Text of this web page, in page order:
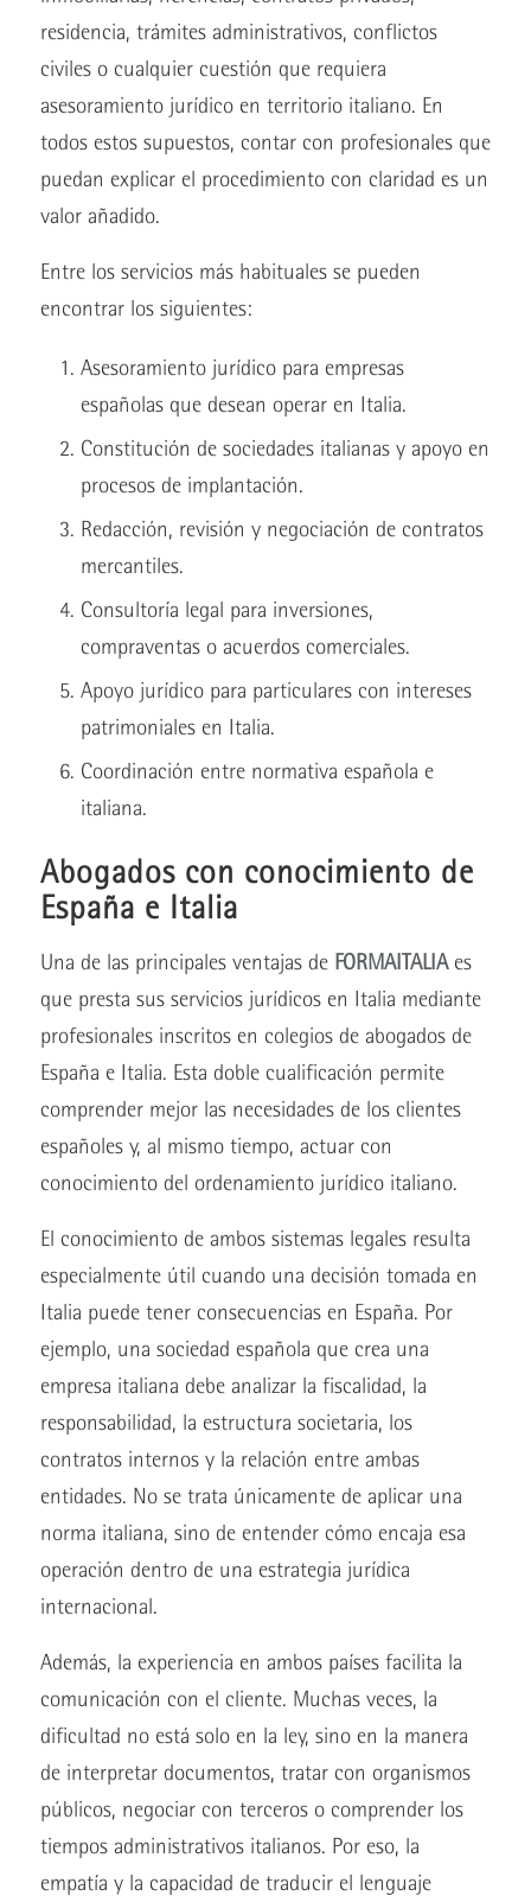
residencia, trámites administrativos, conflictos
civiles o cualquier cuestión que requiera
asesoramiento jurídico en territorio italiano. En
todos estos supuestos, contar con profesionales que
puedan explicar el procedimiento con claridad es un
valor añadido.
Entre los servicios más habituales se pueden
encontrar los siguientes:
Asesoramiento jurídico para empresas
españolas que desean operar en Italia.
Constitución de sociedades italianas y apoyo en
procesos de implantación.
Redacción, revisión y negociación de contratos
mercantiles.
Consultoría legal para inversiones,
compraventas o acuerdos comerciales.
Apoyo jurídico para particulares con intereses
patrimoniales en Italia.
Coordinación entre normativa española e
italiana.
Abogados con conocimiento de
España e Italia
Una de las principales ventajas de FORMAITALIAes
que presta sus servicios jurídicos en Italia mediante
profesionales inscritos en colegios de abogados de
España e Italia. Esta doble cualificación permite
comprender mejor las necesidades de los clientes
españoles y, al mismo tiempo, actuar con
conocimiento del ordenamiento jurídico italiano.
El conocimiento de ambos sistemas legales resulta
especialmente útil cuando una decisión tomada en
Italia puede tener consecuencias en España. Por
ejemplo, una sociedad española que crea una
empresa italiana debe analizar la fiscalidad, la
responsabilidad, la estructura societaria, los
contratos internos y la relación entre ambas
entidades. No se trata únicamente de aplicar una
norma italiana, sino de entender cómo encaja esa
operación dentro de una estrategia jurídica
internacional.
Además, la experiencia en ambos países facilita la
comunicación con el cliente. Muchas veces, la
dificultad no está solo en la ley, sino en la manera
de interpretar documentos, tratar con organismos
públicos, negociar con terceros o comprender los
tiempos administrativos italianos. Por eso, la
empatía y la capacidad de traducir el lenguaje